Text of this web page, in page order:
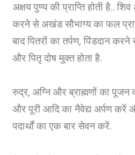
अक्षय पुण्य की प्राप्ति होती है..
करने से अखंड सौभाग्य का फल
बाद पितरों का तर्पण, पिंडदान
और पितृ दोष मुक्त होता है.
रुद्र, अग्नि और ब्राह्मणों का
और पूरी आदि का नैवेद्य अर्पण करें
पदार्थों का एक बार सेवन करें.